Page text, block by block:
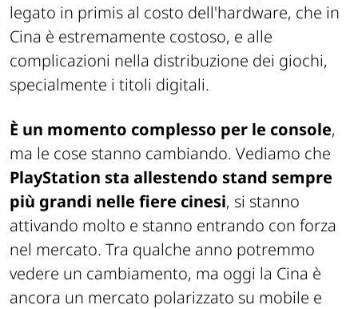
legato in primis al costo dell'hardware, che in
Cina è estremamente costoso, e alle
complicazioni nella distribuzione dei giochi,
specialmente i titoli digitali.
È un momento complesso per le console,
ma le cose stanno cambiando. Vediamo che
PlayStation sta allestendo stand sempre
più grandi nelle fiere cinesi, si stanno
attivando molto e stanno entrando con forza
nel mercato. Tra qualche anno potremmo
vedere un cambiamento, ma oggi la Cina è
ancora un mercato polarizzato su mobile e